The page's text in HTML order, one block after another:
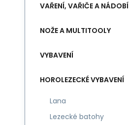
VAŘENÍ, VAŘIČE A NÁDOBÍ
NOŽE A MULTITOOLY
VYBAVENÍ
HOROLEZECKÉ VYBAVENÍ
Lana
Lezecké batohy